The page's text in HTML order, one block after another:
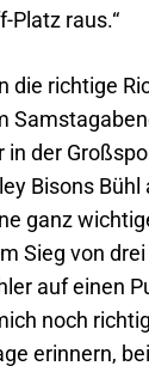
Platz raus.“
die richtige
in der
Bisons Bühl
ganz
Sieg von
auf einen
noch
erinnern,